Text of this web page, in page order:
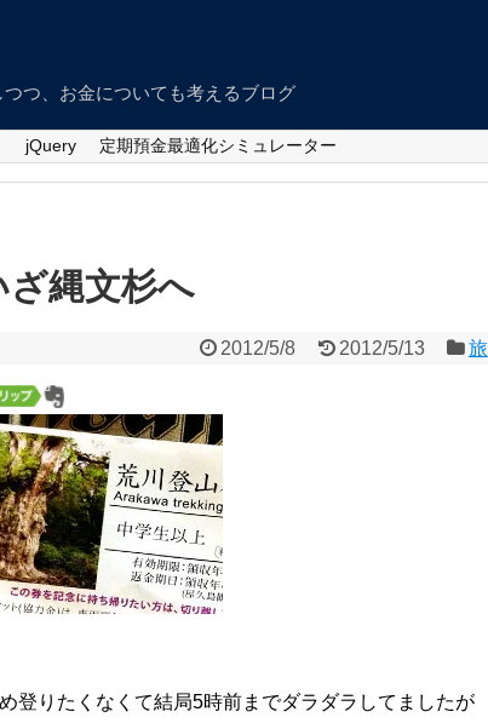
つ、お金についても考えるブログ
jQuery 定期預金最適化シミュレーター
ざ縄文杉へ
2012/5/8 2012/5/13 旅
登りたくなくて結局5時前までダラダラしてましたが